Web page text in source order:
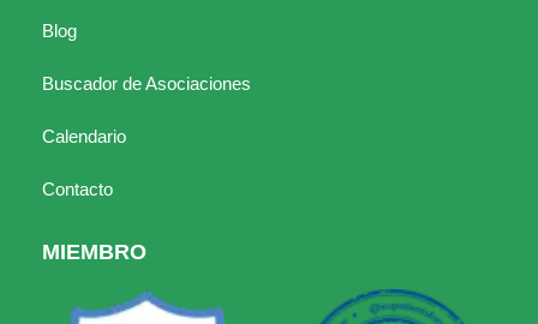
Blog
Buscador de Asociaciones
Calendario
Contacto
MIEMBRO